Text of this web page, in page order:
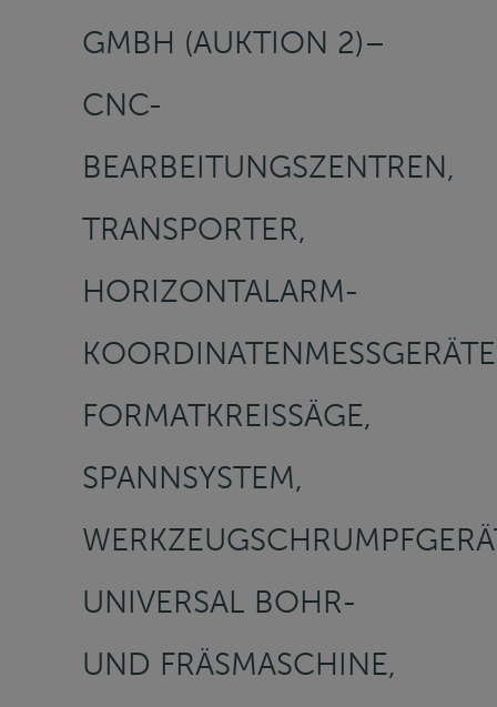
GMBH (AUKTION 2)–
CNC-
BEARBEITUNGSZENTREN,
TRANSPORTER,
HORIZONTALARM-
FORMATKREISSÄGE,
SPANNSYSTEM,
UNIVERSAL BOHR-
UND FRÄSMASCHINE,